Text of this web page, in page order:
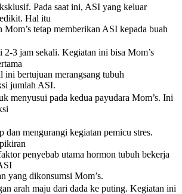
Pada saat ini, ASI yang keluar
Hal itu
Mom’s tetap memberikan ASI kepada buah
2-3 jam sekali. Kegiatan ini bisa Mom’s
ini bertujuan merangsang tubuh
jumlah ASI.
menyusui pada kedua payudara Mom’s. Ini
dan mengurangi kegiatan pemicu stres.
penyebab utama hormon tubuh bekerja
yang dikonsumsi Mom’s.
arah maju dari dada ke puting. Kegiatan ini